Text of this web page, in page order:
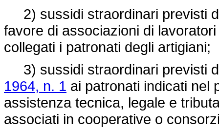
2) sussidi straordinari previsti
favore di associazioni di
collegati i patronati degli artigiani;
3) sussidi straordinari previsti
1964, n. 1 ai patronati indicati nel
assistenza tecnica, legale e
associati in cooperative o